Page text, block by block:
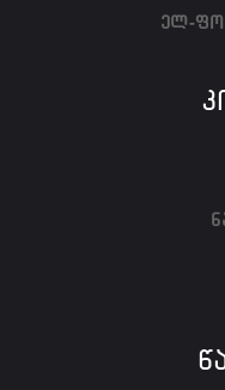
ელ-